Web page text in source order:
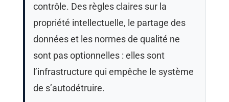
contrôle. Des règles claires sur la
propriété intellectuelle, le partage des
données et les normes de qualité ne
sont pas optionnelles : elles sont
l’infrastructure qui empêche le système
de s’autodétruire.